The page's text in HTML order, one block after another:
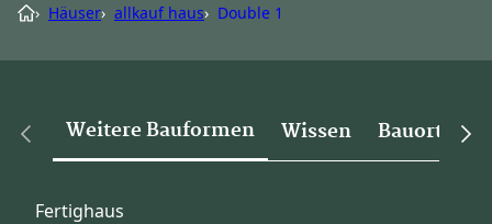
› Häuser› allkauf haus› Double 1
Weitere Bauformen Wissen Bauorte
Fertighaus